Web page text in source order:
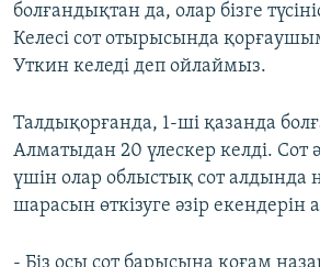
болғандықтан да, олар бізге
Келесі сот отырысында
Уткин келеді деп ойлаймыз.
Талдықорғанда, 1-ші қазанда
Алматыдан 20 үлескер келді. Сот
үшін олар облыстық сот алдында
шарасын өткізуге әзір екендерін